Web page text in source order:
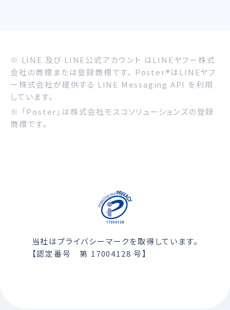
※ LINE 及び LINE公式アカウント はLINEヤフー株式
会社の商標または登録商標です。 Poster®はLINEヤフ
ー株式会社が提供する LINE Messaging API を利用
しています。
※ 「Poster」は株式会社モスコソリューションズの登録
商標です。
当社はプライバシーマークを取得しています。
【認定番号 第 17004128 号】